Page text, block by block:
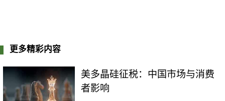
更多精彩内容
美多晶硅征税：中国市场与消费
者影响